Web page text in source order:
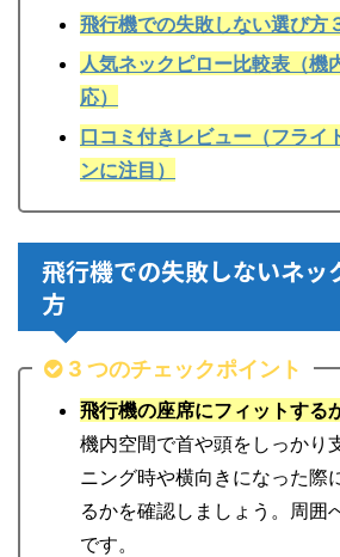
飛行機での失敗しない選び方
人気ネックピロー比較表（機
応）
口コミ付きレビュー（フライ
ンに注目）
飛行機での失敗しないネッ
方
3 つのチェックポイント
飛行機の座席にフィットする
機内空間で首や頭をしっかり
ニング時や横向きになった際
るかを確認しましょう。周囲
です。